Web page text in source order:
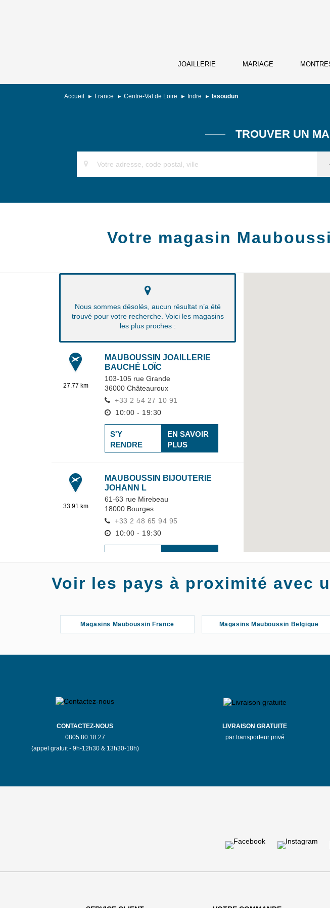
JOAILLERIE MARIAGE
Accueil France Centre-Val de Loire Indre Issoudun
TROUVER UN
Votre magasin
Nous sommes désolés, aucun résultat n’a été
trouvé pour votre recherche. Voici les magasins
les plus proches :
27.77 km
MAUBOUSSIN JOAILLERIE
BAUCHÉ LOÏC
103-105 rue Grande
36000 Châteauroux
+33 2 54 27 10 91
10:00 - 19:30
EN SAVOIR
PLUS
S'Y
RENDRE
33.91 km
MAUBOUSSIN BIJOUTERIE
JOHANN L
61-63 rue Mirebeau
18000 Bourges
+33 2 48 65 94 95
10:00 - 19:30
EN SAVOIR
PLUS
RENDRE
34.18 km
Voir les pays à proximité avec
Magasins Mauboussin France Magasins Mauboussin Belgique
CONTACTEZ-NOUS
0805 80 18 27
(appel gratuit - 9h-12h30 & 13h30-18h)
LIVRAISON GRATUITE
par transporteur privé